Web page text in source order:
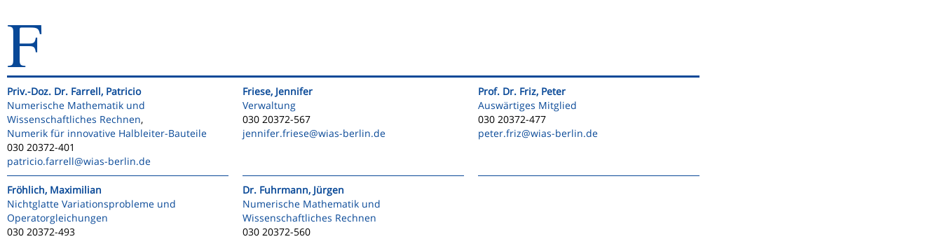
F
Priv.-Doz. Dr. Farrell, Patricio
Numerische Mathematik und
Wissenschaftliches Rechnen,
Numerik für innovative Halbleiter-Bauteile
030 20372-401
patricio.farrell@wias-berlin.de
Friese, Jennifer
Verwaltung
030 20372-567
jennifer.friese@wias-berlin.de
Prof. Dr. Friz, Peter
Auswärtiges Mitglied
030 20372-477
peter.friz@wias-berlin.de
Fröhlich, Maximilian
Nichtglatte Variationsprobleme und
Operatorgleichungen
030 20372-493
Dr. Fuhrmann, Jürgen
Numerische Mathematik und
Wissenschaftliches Rechnen
030 20372-560